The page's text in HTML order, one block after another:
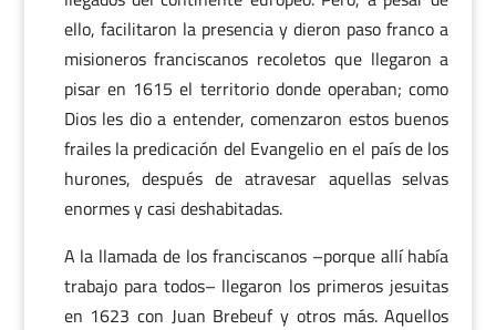
ello, facilitaron la presencia y dieron paso franco a
misioneros franciscanos recoletos que llegaron a
pisar en 1615 el territorio donde operaban; como
Dios les dio a entender, comenzaron estos buenos
frailes la predicación del Evangelio en el país de los
hurones, después de atravesar aquellas selvas
enormes y casi deshabitadas.
A la llamada de los franciscanos –porque allí había
trabajo para todos– llegaron los primeros jesuitas
en 1623 con Juan Brebeuf y otros más. Aquellos